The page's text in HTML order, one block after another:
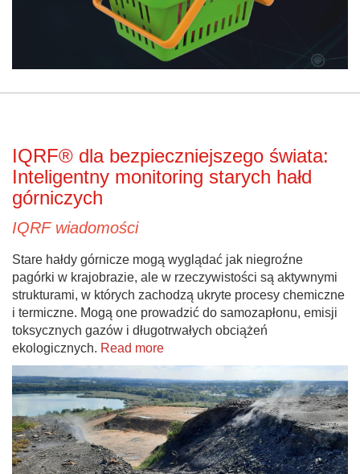
IQRF® dla bezpieczniejszego świata:
Inteligentny monitoring starych hałd
górniczych
IQRF wiadomości
Stare hałdy górnicze mogą wyglądać jak niegroźne
pagórki w krajobrazie, ale w rzeczywistości są aktywnymi
strukturami, w których zachodzą ukryte procesy chemiczne
i termiczne. Mogą one prowadzić do samozapłonu, emisji
toksycznych gazów i długotrwałych obciążeń
ekologicznych. Read more